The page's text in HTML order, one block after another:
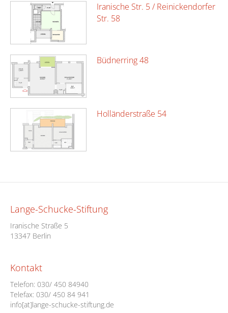
Iranische Str. 5 / Reinickendorfer
Str. 58
Büdnerring 48
Holländerstraße 54
Lange-Schucke-Stiftung
Iranische Straße 5
13347 Berlin
Kontakt
Telefon: 030/ 450 84940
Telefax: 030/ 450 84 941
info[at]lange-schucke-stiftung.de